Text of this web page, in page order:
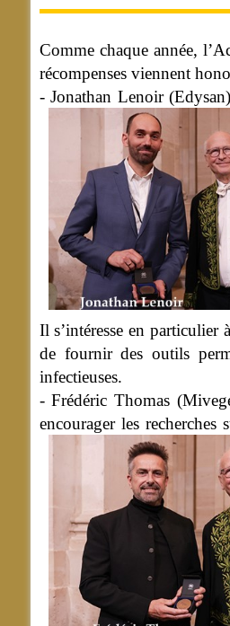
Comme chaque année,
récompenses viennent
- Jonathan Lenoir
Il s’intéresse en
de fournir des outils
infectieuses.
- Frédéric Thomas
encourager les recherches